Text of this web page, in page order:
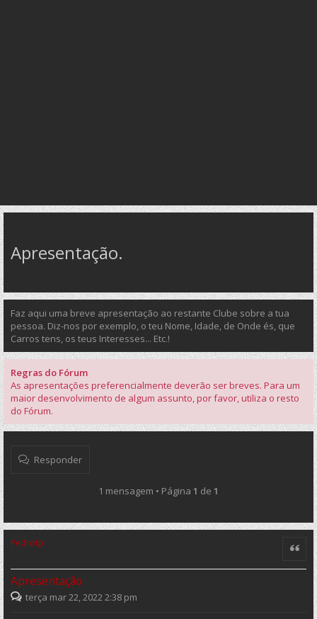
Apresentação.
Faz aqui uma breve apresentação ao restante Clube sobre a tua
pessoa. Diz-nos por exemplo, o teu Nome, Idade, de Onde és, que
Carros tens, os teus Interesses... Etc.!
Regras do Fórum
As apresentações preferencialmente deverão ser breves. Para um
maior desenvolvimento de algum assunto, por favor, utiliza o resto
do Fórum.
Responder
1 mensagem • Página 1 de 1
Pedrotp
Apresentação.
Citar
terça mar 22, 2022 2:38 pm